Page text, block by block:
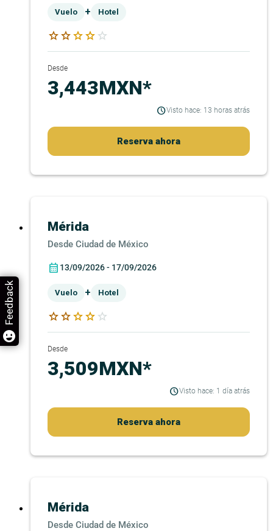
Vuelo + Hotel
starstarstarstar star
Desde
3,443MXN*
Visto hace: 13 horas atrás
Reserva ahora
Mérida
Ciudad de México
13/09/2026 - 17/09/2026
Vuelo + Hotel
starstarstarstar star
Desde
3,509MXN*
Visto hace: 1 día atrás
Reserva ahora
Mérida
Ciudad de México
Feedback